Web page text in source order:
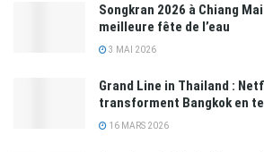
Songkran 2026 à Chiang
meilleure fête de l’eau
3 MAI 2026
Grand Line in Thailand :
transforment Bangkok en
16 MARS 2026